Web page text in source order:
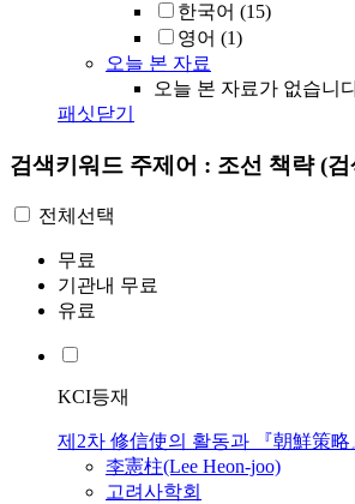
한국어 (15)
영어 (1)
오늘 본 자료
오늘 본 자료가 없습니
패싯닫기
검색키워드 주제어 : 조선 책략(검
전체선택
무료
기관내 무료
유료
KCI등재
제2차 修信使의 활동과 『朝鮮策略
李憲柱(Lee Heon-joo)
고려사학회